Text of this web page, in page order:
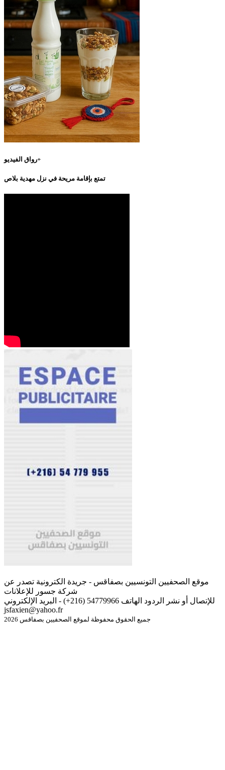
رواق الفيديو+
تمتع بإقامة مريحة في نزل مهدية بلاص
موقع الصحفيين التونسيين بصفاقس - جريدة الكترونية تصدر عن
شركة جسور للإعلانات
للإتصال أو نشر الردود الهاتف 54779966 (216+) - البريد الإلكتروني
jsfaxien@yahoo.fr
جميع الحقوق محفوظة لموقع الصحفيين بصفاقس 2026